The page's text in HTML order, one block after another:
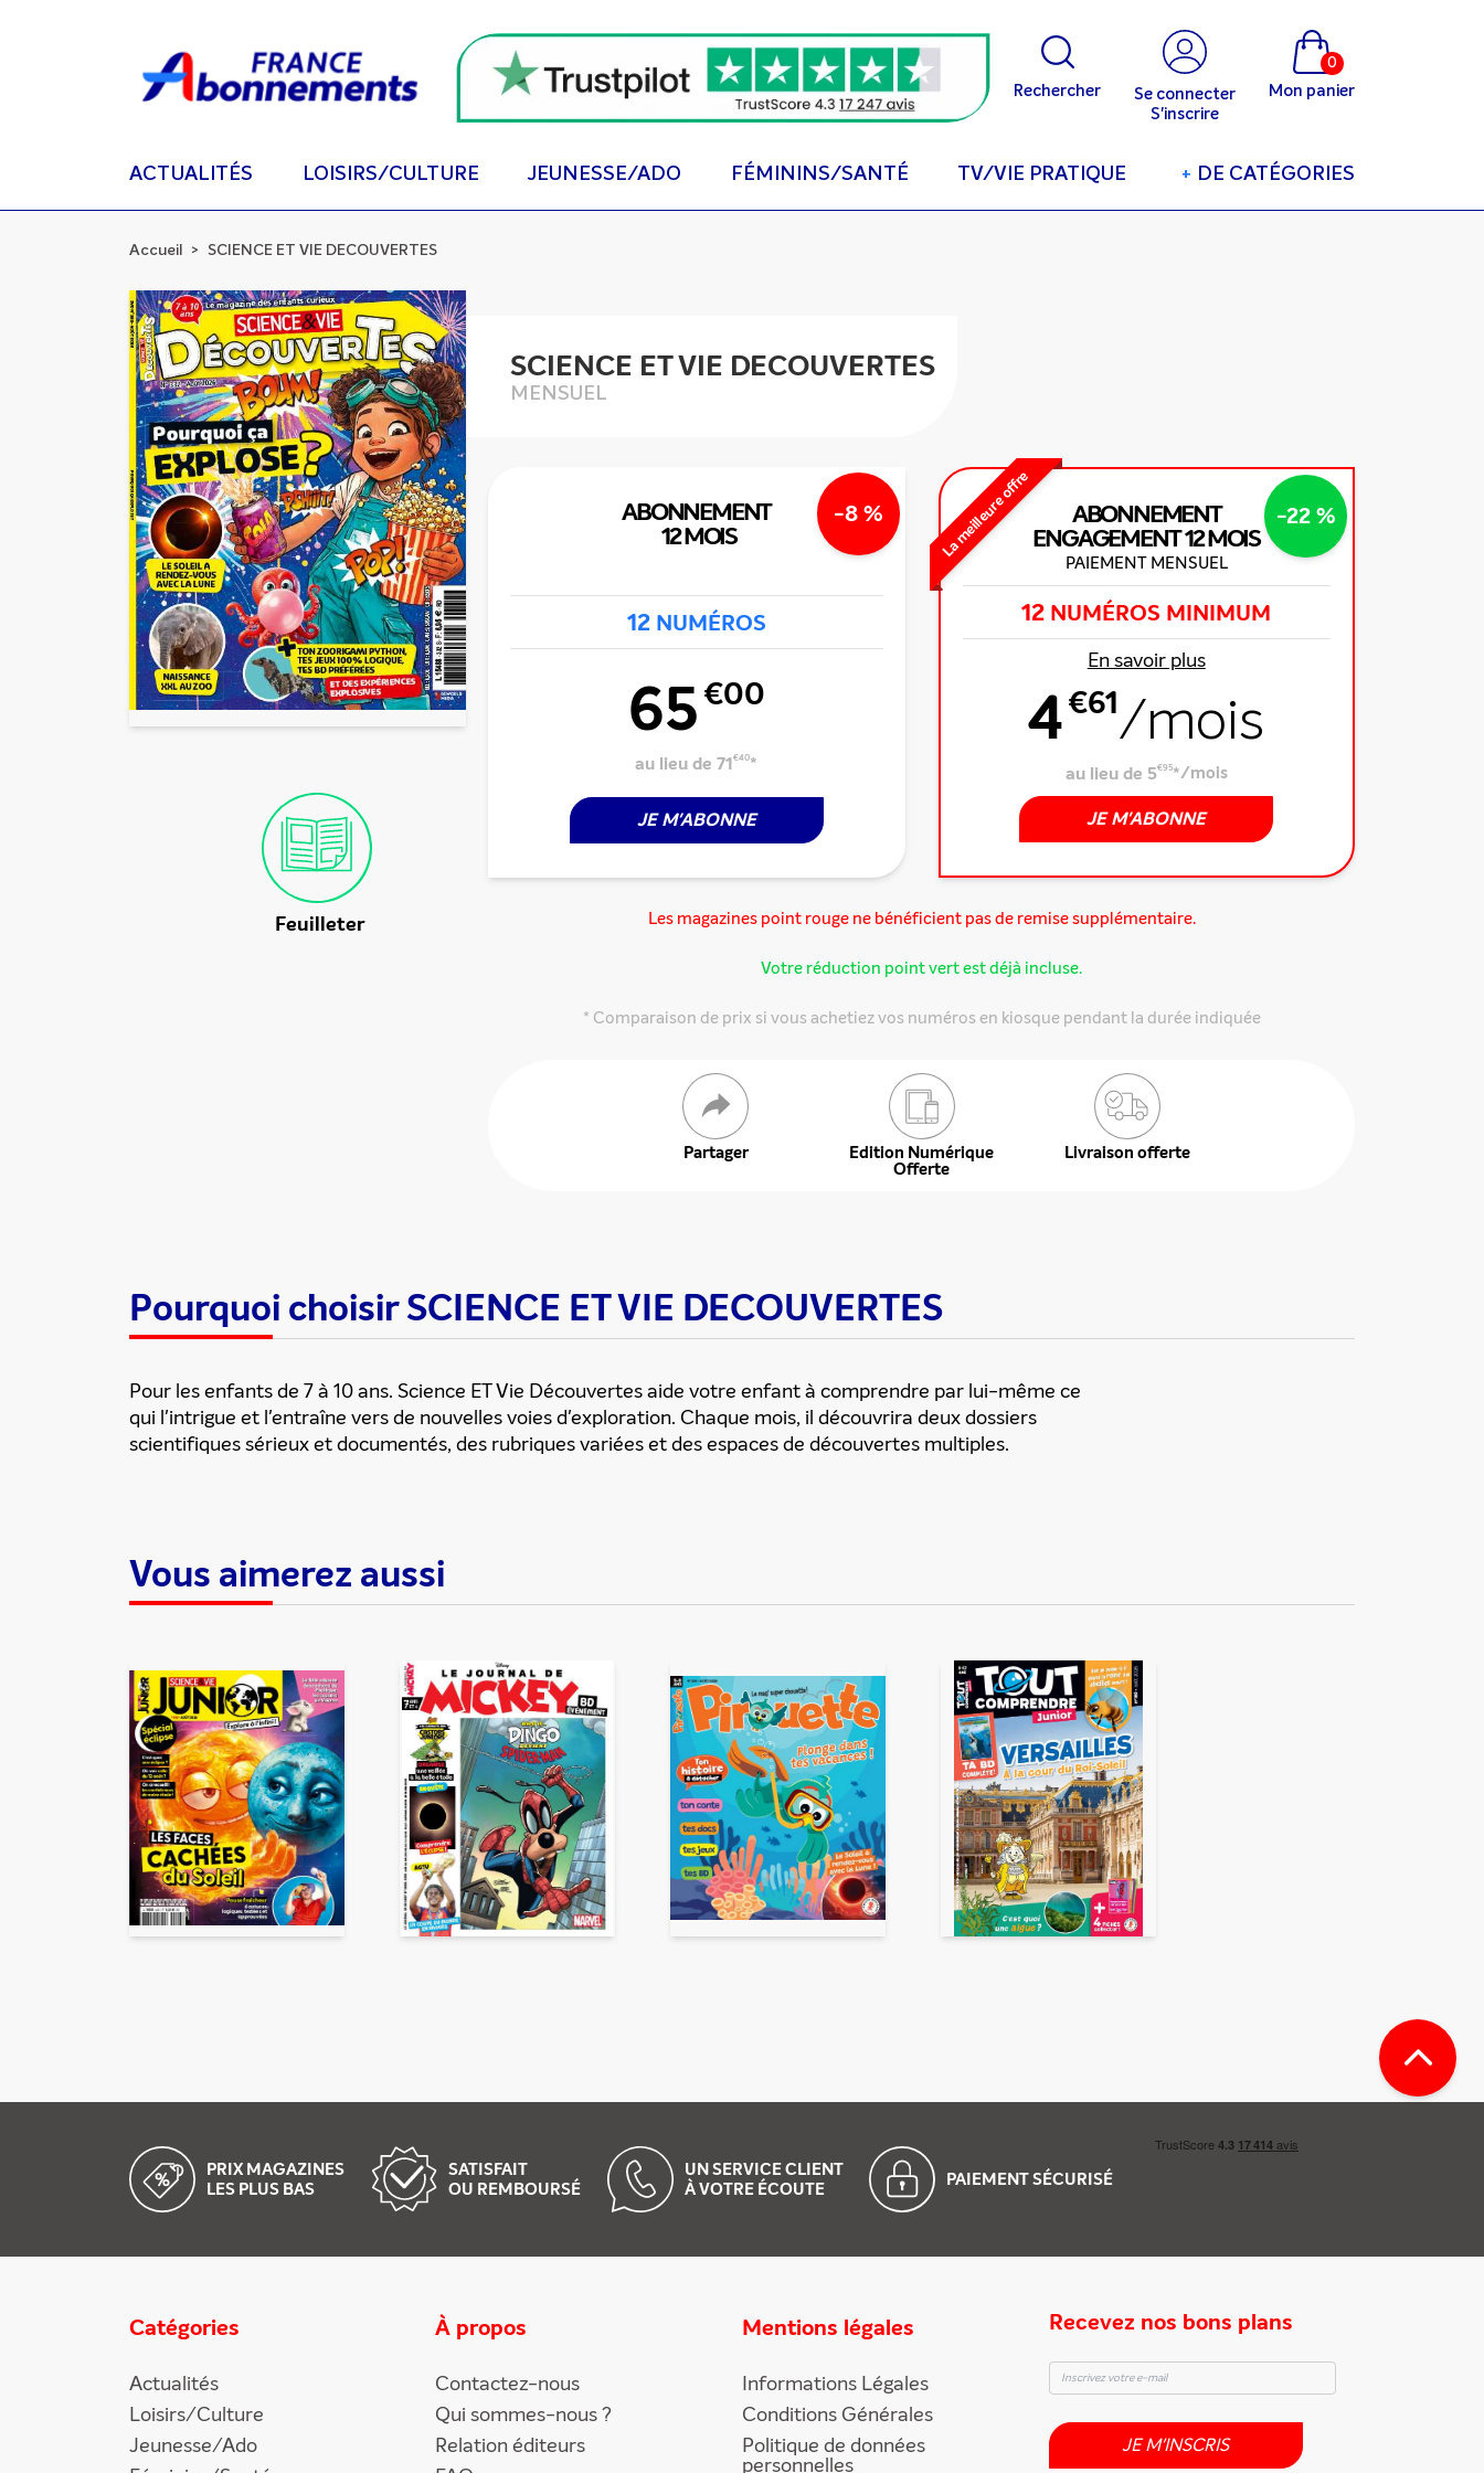
Rechercher
Se connecter
S'inscrire
Mon panier
0
ACTUALITÉS LOISIRS/CULTURE JEUNESSE/ADO FÉMININS/SANTÉ TV/VIE PRATIQUE + DE CATÉGORIES
Accueil SCIENCE ET VIE DECOUVERTES
SCIENCE ET VIE DECOUVERTES
MENSUEL
Feuilleter
-8 %
ABONNEMENT
12 MOIS
12 NUMÉROS
65€00
au lieu de 71€40*
JE M'ABONNE
La meilleure offre -22 %
ABONNEMENT
ENGAGEMENT12 MOIS
PAIEMENT MENSUEL
12 NUMÉROS MINIMUM
En savoir plus
4€61/mois
au lieu de 5€95*/mois
JE M'ABONNE
Les magazines point rouge ne bénéficient pas de remise supplémentaire.
Votre réduction point vert est déjà incluse.
* Comparaison de prix si vous achetiez vos numéros en kiosque pendant la durée indiquée
Partager Edition Numérique
Offerte
Livraison offerte
traitement, pour donner suite à votre demande de recommandation auprès de votre ami. Vous certifiez également ne pas envoyer
d’email indésirable. Votre adresse email et celle de votre ami ne sont utilisées que pour cet envoi à la suite duquel elles seront
automatiquement supprimées. Pour en savoir plus, consultez notre rubrique "Données personnelles ".
Pourquoi choisir SCIENCE ET VIE DECOUVERTES
Pour les enfants de 7 à 10 ans. Science ET Vie Découvertes aide votre enfant à comprendre par lui-même ce
qui l'intrigue et l'entraîne vers de nouvelles voies d'exploration. Chaque mois, il découvrira deux dossiers
scientifiques sérieux et documentés, des rubriques variées et des espaces de découvertes multiples.
Vous aimerez aussi
PRIX MAGAZINES
LES PLUS BAS
SATISFAIT
OU REMBOURSÉ
UN SERVICE CLIENT
À VOTRE ÉCOUTE
PAIEMENTSÉCURISÉ
Catégories
Actualités
Loisirs/Culture
Jeunesse/Ado
À propos
Contactez-nous
Qui sommes-nous ?
Relation éditeurs
Mentions légales
Informations Légales
Conditions Générales
Politique de données
personnelles
Recevez nos bons plans
JE M'INSCRIS